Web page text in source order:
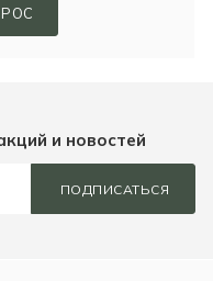
и новостей
ПОДПИСАТЬСЯ